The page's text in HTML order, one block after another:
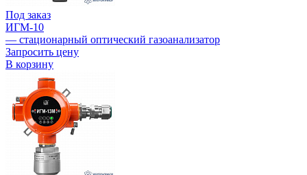
Под заказ
ИГМ-10
— стационарный оптический газоанализатор
Запросить цену
В корзину